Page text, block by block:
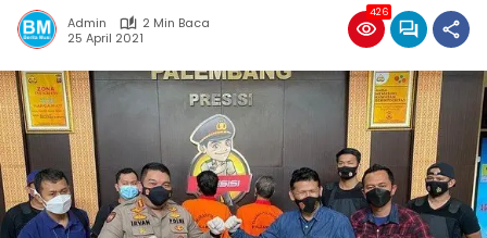
Admin
2 Min Baca
25 April 2021
426